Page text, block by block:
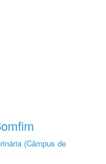
(Câmpus de